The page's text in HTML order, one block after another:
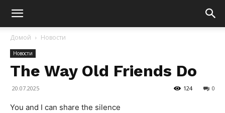
Домой Новости
Новости
The Way Old Friends Do
20.07.2025 0
124
You and I can share the silence